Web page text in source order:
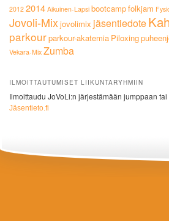
2012 2014 Aikuinen-Lapsi bootcampfolkjam
Jovoli-Mixjovolimix jäsentiedote
parkourparkour-akatemia Piloxing
Vekara-Mix Zumba
ILMOITTAUTUMISET LIIKUNTARYHMIIN
Ilmoittaudu JoVoLi:n järjestämään jumppaan
Jäsentieto.fi